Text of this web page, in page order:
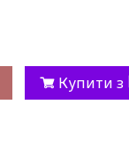
Купити з